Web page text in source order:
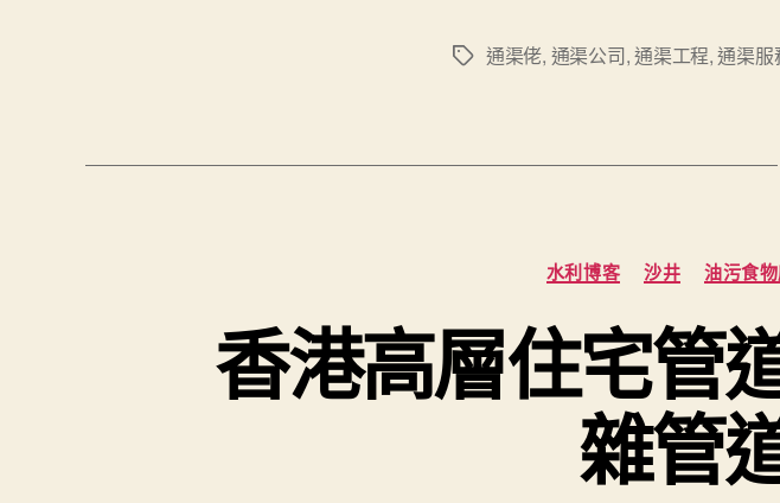
Tags通渠佬, 通渠公司,通渠工程,通渠服
水利博客 沙井 油污食
香港高層住宅管
雜管